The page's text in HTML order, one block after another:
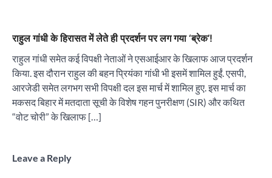
राहुल गांधी के हिरासत में लेते ही प्रदर्शन पर लग गया ‘ब्रेक’!
राहुल गांधी समेत कई विपक्षी नेताओं ने एसआईआर के खिलाफ आज प्रदर्शन
किया. इस दौरान राहुल की बहन प्रियंका गांधी भी इसमें शामिल हुईं. एसपी,
आरजेडी समेत लगभग सभी विपक्षी दल इस मार्च में शामिल हुए. इस मार्च का
मकसद बिहार में मतदाता सूची के विशेष गहन पुनरीक्षण (SIR) और कथित
“वोट चोरी” के खिलाफ […]
Leave a Reply